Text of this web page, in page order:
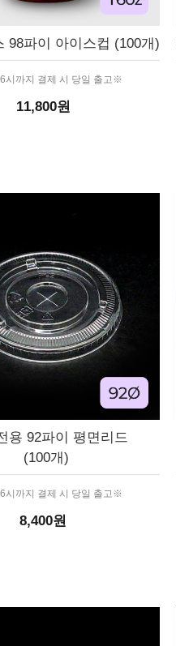
98파이 아이스컵 (100개)
시까지 결제 시 당일 출고※
11,800원
용 92파이 평면리드
(100개)
시까지 결제 시 당일 출고※
8,400원